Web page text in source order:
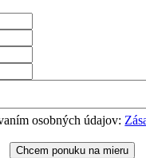
osobných údajov:
Chcem ponuku na mieru